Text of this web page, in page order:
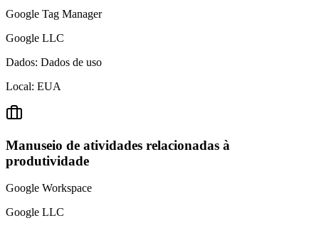
Google Tag Manager
Google LLC
Dados: Dados de uso
Local: EUA
Manuseio de atividades relacionadas à
produtividade
Google Workspace
Google LLC